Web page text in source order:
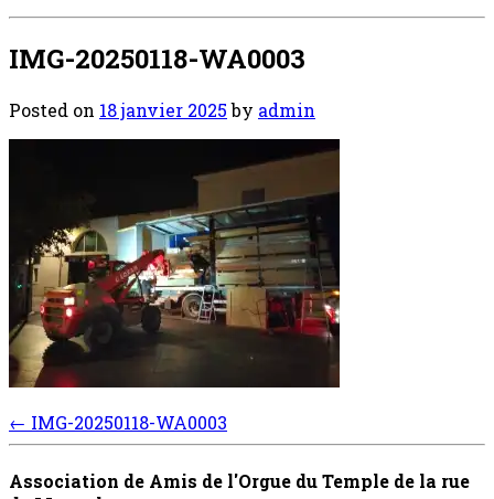
IMG-20250118-WA0003
Posted on 18 janvier 2025by admin
Post
navigation
← IMG-20250118-WA0003
Association de Amis de l'Orgue du Temple de la rue